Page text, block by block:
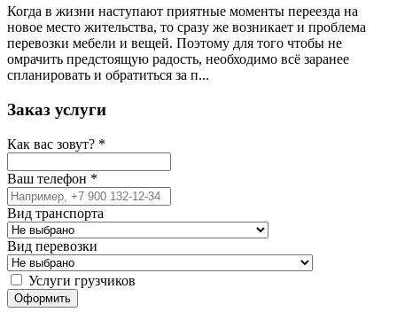
Когда в жизни наступают приятные моменты переезда на
новое место жительства, то сразу же возникает и проблема
перевозки мебели и вещей. Поэтому для того чтобы не
омрачить предстоящую радость, необходимо всё заранее
спланировать и обратиться за п...
Заказ услуги
Как вас зовут? *
Ваш телефон *
Вид транспорта
Вид перевозки
Услуги грузчиков